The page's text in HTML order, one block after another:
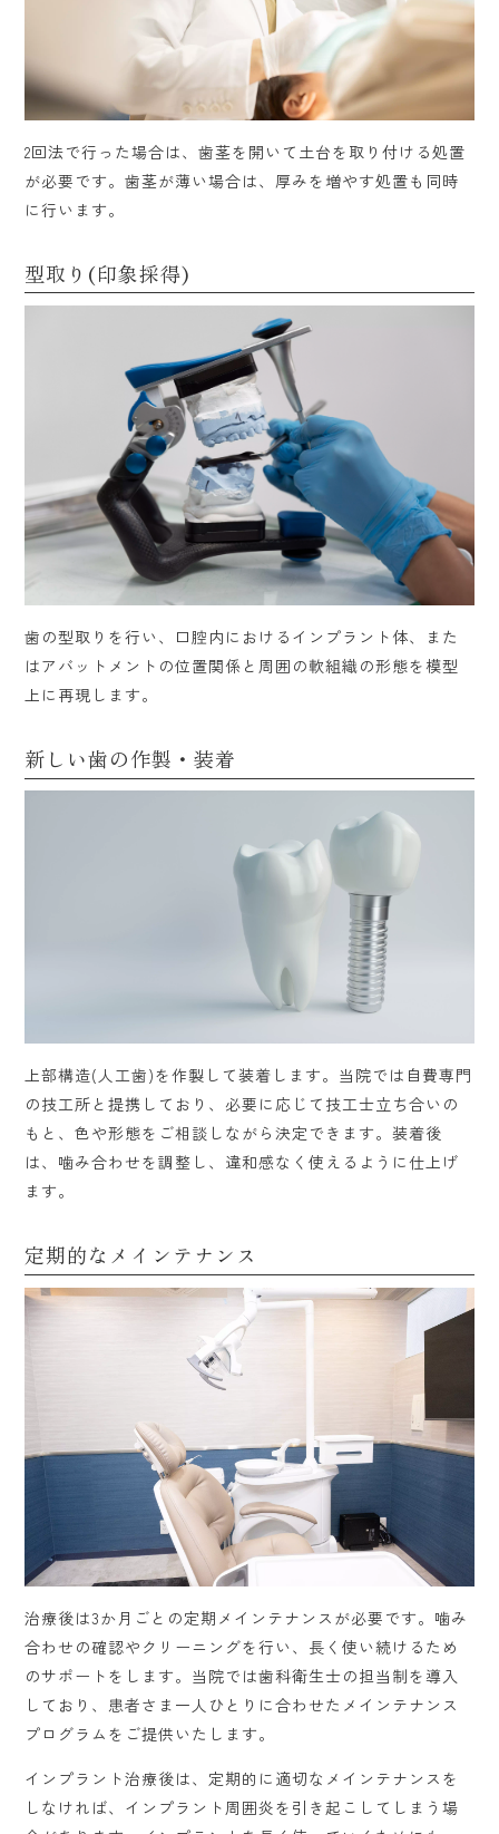
2回法で行った場合は、歯茎を開いて土台を取り付ける処置
が必要です。歯茎が薄い場合は、厚みを増やす処置も同時
に行います。
型取り(印象採得)
歯の型取りを行い、口腔内におけるインプラント体、また
はアバットメントの位置関係と周囲の軟組織の形態を模型
上に再現します。
新しい歯の作製・装着
上部構造(人工歯)を作製して装着します。当院では自費専門
の技工所と提携しており、必要に応じて技工士立ち合いの
もと、色や形態をご相談しながら決定できます。装着後
は、噛み合わせを調整し、違和感なく使えるように仕上げ
ます。
定期的なメインテナンス
治療後は3か月ごとの定期メインテナンスが必要です。噛み
合わせの確認やクリーニングを行い、長く使い続けるため
のサポートをします。当院では歯科衛生士の担当制を導入
しており、患者さま一人ひとりに合わせたメインテナンス
プログラムをご提供いたします。
インプラント治療後は、定期的に適切なメインテナンスを
しなければ、インプラント周囲炎を引き起こしてしまう場